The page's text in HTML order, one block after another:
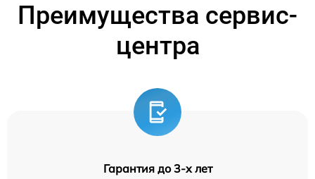
Преимущества сервис-
центра
Гарантия до 3-х лет